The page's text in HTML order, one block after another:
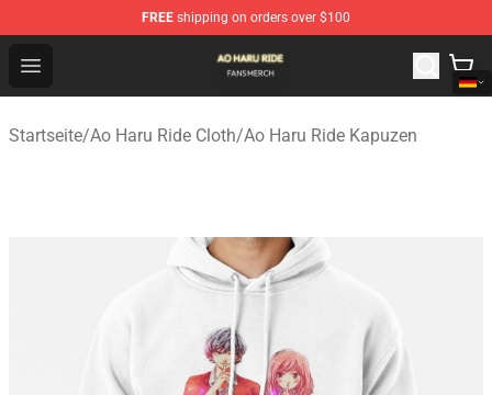
FREE shipping on orders over $100
Open menu
Ao Haru Ride Shop - Official Ao Haru Ride Merchandise
Startseite/Ao Haru Ride Cloth/Ao Haru Ride Kapuzen